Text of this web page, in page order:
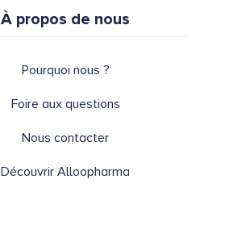
À propos de nous
Pourquoi nous ?
Foire aux questions
Nous contacter
Découvrir Alloopharma